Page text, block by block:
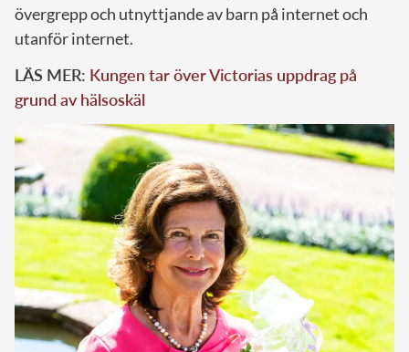
övergrepp och utnyttjande av barn på internet och
utanför internet.
LÄS MER: Kungen tar över Victorias uppdrag på
grund av hälsoskäl